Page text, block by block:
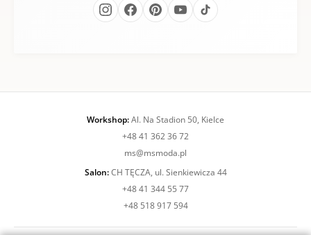
Workshop:Al. Na Stadion 50, Kielce
+48 41 362 36 72
ms@msmoda.pl
Salon:CH TĘCZA, ul. Sienkiewicza 44
+48 41 344 55 77
+48 518 917 594